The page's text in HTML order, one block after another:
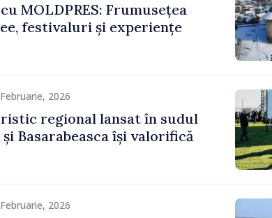
MOLDPRES: Frumusețea
festivaluri și experiențe
2026
regional lansat în sudul
Basarabeasca își valorifică
2026